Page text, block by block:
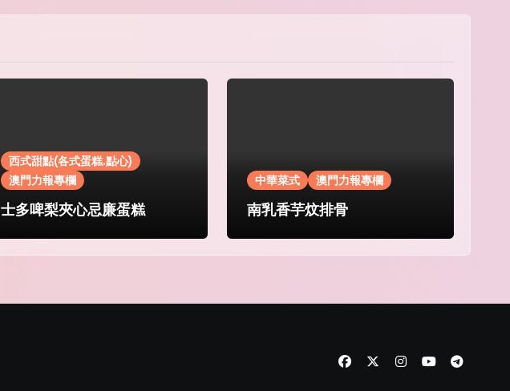
西式甜點(各式蛋糕.點心)
澳門力報專欄
士多啤梨夾心忌廉蛋糕
中華菜式 澳門力報專欄
南乳香芋炆排骨